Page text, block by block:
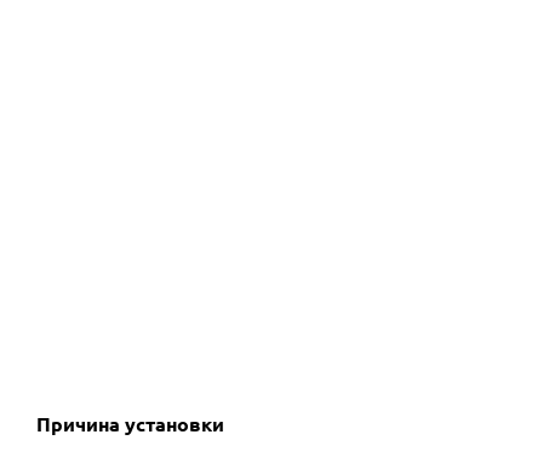
Причина установки